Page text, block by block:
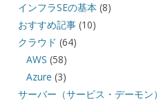
インフラSEの基本 (8)
おすすめ記事(10)
クラウド (64)
AWS (58)
Azure (3)
サーバー（サービス・デーモン）